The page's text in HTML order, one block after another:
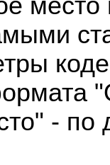
место
- по